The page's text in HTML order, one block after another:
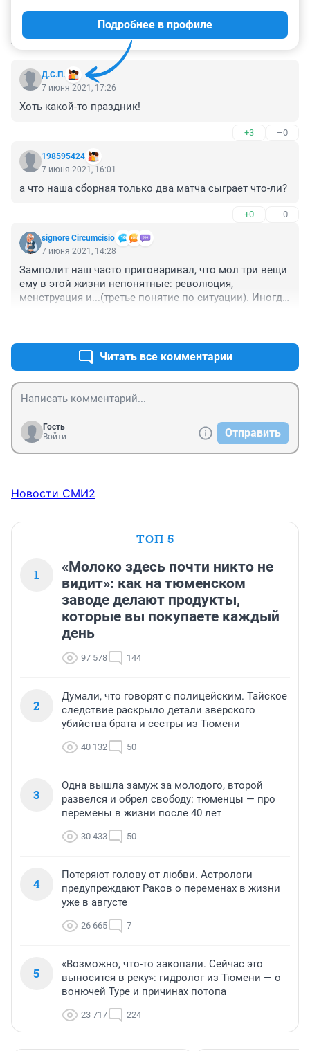
КОММЕНТАРИИ 5
Д.С.П.
Подробнее в профиле
7 июня 2021, 17:26
Хоть какой-то праздник!
+3 –0
198595424
7 июня 2021, 16:01
а что наша сборная только два матча сыграет что-ли?
+0 –0
signore Сircumcisio
7 июня 2021, 14:28
Замполит наш часто приговаривал, что мол три вещи
ему в этой жизни непонятные: революция,
менструация и...(третье понятие по ситуации). Иногда
Читать все комментарии
Гость
Войти
Отправить
Новости СМИ2
ТОП 5
1
«Молоко здесь почти никто не
видит»: как на тюменском
заводе делают продукты,
которые вы покупаете каждый
день
97 578 144
2
Думали, что говорят с полицейским. Тайское
следствие раскрыло детали зверского
убийства брата и сестры из Тюмени
40 132 50
3
Одна вышла замуж за молодого, второй
развелся и обрел свободу: тюменцы — про
перемены в жизни после 40 лет
30 433 50
4
Потеряют голову от любви. Астрологи
предупреждают Раков о переменах в жизни
уже в августе
26 665 7
5
«Возможно, что-то закопали. Сейчас это
выносится в реку»: гидролог из Тюмени — о
вонючей Туре и причинах потопа
23 717 224